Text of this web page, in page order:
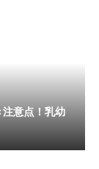
意点！乳幼